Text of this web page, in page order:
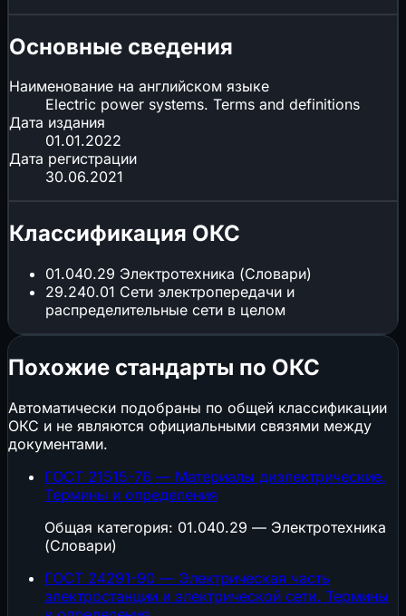
Основные сведения
Наименование на английском языке
Electric power systems. Terms and definitions
Дата издания
01.01.2022
Дата регистрации
30.06.2021
Классификация ОКС
01.040.29 Электротехника (Словари)
29.240.01 Сети электропередачи и
распределительные сети в целом
Похожие стандарты по ОКС
Автоматически подобраны по общей классификации
ОКС и не являются официальными связями между
документами.
ГОСТ 21515-76 — Материалы диэлектрические.
Термины и определения
Общая категория: 01.040.29 — Электротехника
(Словари)
ГОСТ 24291-90 — Электрическая часть
электростанции и электрической сети. Термины